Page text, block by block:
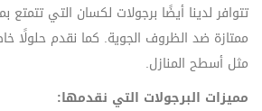
تتوافر لدينا أيضًا برجولات لكسان التي تتمتع
ممتازة ضد الظروف الجوية. كما نقدم حلولًا
مثل أسطح المنازل.
مميزات البرجولات التي نقدمها: